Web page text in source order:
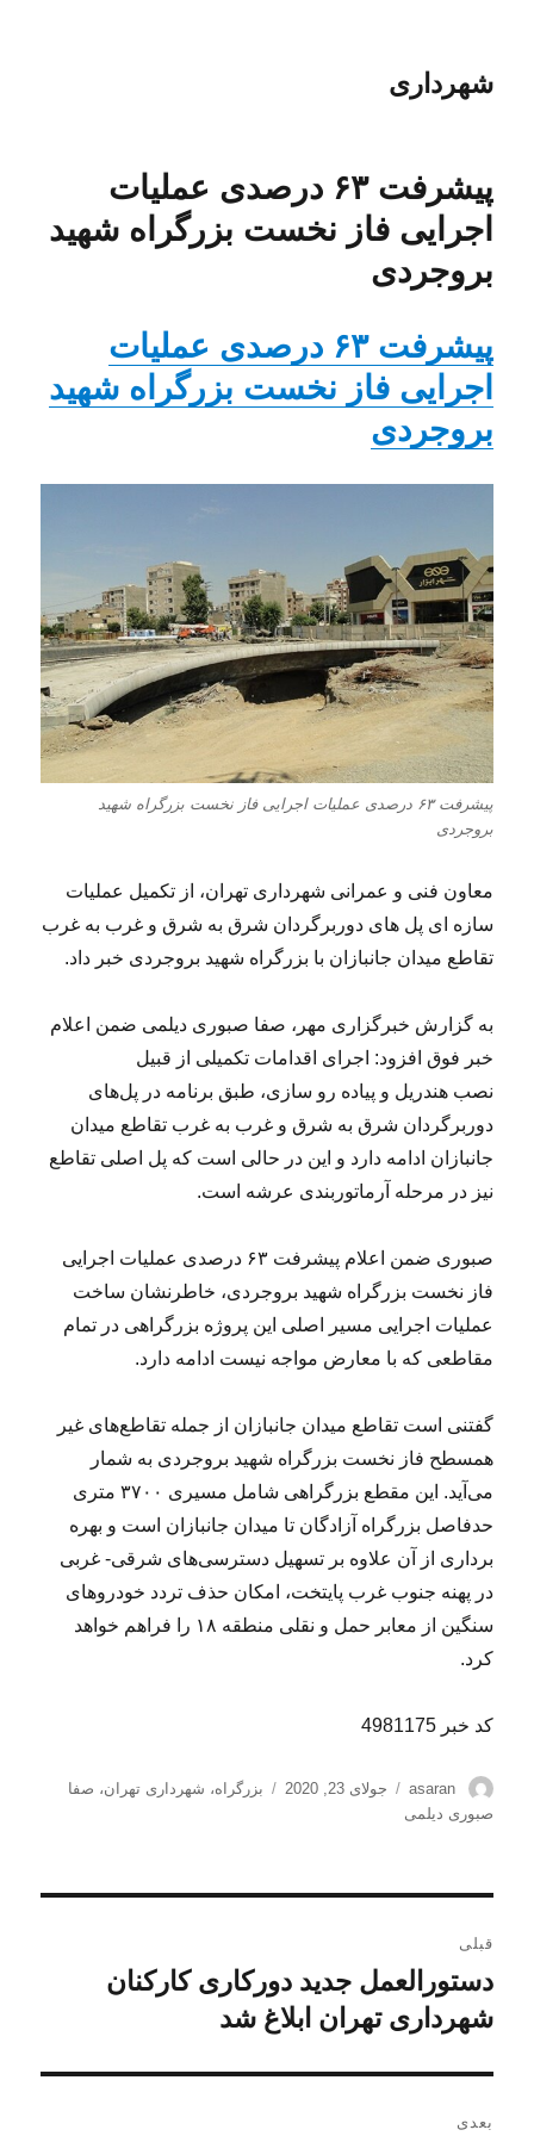
شهرداری
پیشرفت ۶۳ درصدی عملیات
اجرایی فاز نخست بزرگراه شهید
بروجردی
پیشرفت ۶۳ درصدی عملیات
اجرایی فاز نخست بزرگراه شهید
بروجردی
پیشرفت ۶۳ درصدی عملیات اجرایی فاز نخست بزرگراه شهید
بروجردی
معاون فنی و عمرانی شهرداری تهران، از تکمیل عملیات
سازه ای پل های دوربرگردان شرق به شرق و غرب به غرب
تقاطع میدان جانبازان با بزرگراه شهید بروجردی خبر داد.
به گزارش خبرگزاری مهر، صفا صبوری دیلمی ضمن اعلام
خبر فوق افزود: اجرای اقدامات تکمیلی از قبیل
نصب هندریل و پیاده رو سازی، طبق برنامه در پل‌های
دوربرگردان شرق به شرق و غرب به غرب تقاطع میدان
جانبازان ادامه دارد و این در حالی است که پل اصلی تقاطع
نیز در مرحله آرماتوربندی عرشه است.
صبوری ضمن اعلام پیشرفت ۶۳ درصدی عملیات اجرایی
فاز نخست بزرگراه شهید بروجردی، خاطرنشان ساخت
عملیات اجرایی مسیر اصلی این پروژه بزرگراهی در تمام
مقاطعی که با معارض مواجه نیست ادامه دارد.
گفتنی است تقاطع میدان جانبازان از جمله تقاطع‌های غیر
همسطح فاز نخست بزرگراه شهید بروجردی به شمار
می‌آید. این مقطع بزرگراهی شامل مسیری ۳۷۰۰ متری
حدفاصل بزرگراه آزادگان تا میدان جانبازان است و بهره
برداری از آن علاوه بر تسهیل دسترسی‌های شرقی- غربی
در پهنه جنوب غرب پایتخت، امکان حذف تردد خودروهای
سنگین از معابر حمل و نقلی منطقه ۱۸ را فراهم خواهد
کرد.
کد خبر 4981175
نویسنده
asaran
ارسال
جولای 23, 2020 برچسب‌ها
بزرگراه، شهرداری تهران، صفا
صبوری دیلمی
نوشته
قبلی
نوشته
قبلی:
دستورالعمل جدید دورکاری کارکنان
شهرداری تهران ابلاغ شد
بعدی